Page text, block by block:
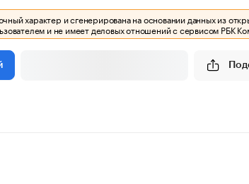
характер и сгенерирована на основании данных из
и не имеет деловых отношений с сервисом РБК